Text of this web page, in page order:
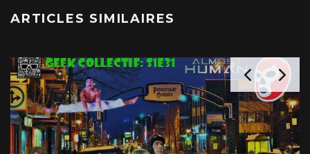
ARTICLES SIMILAIRES